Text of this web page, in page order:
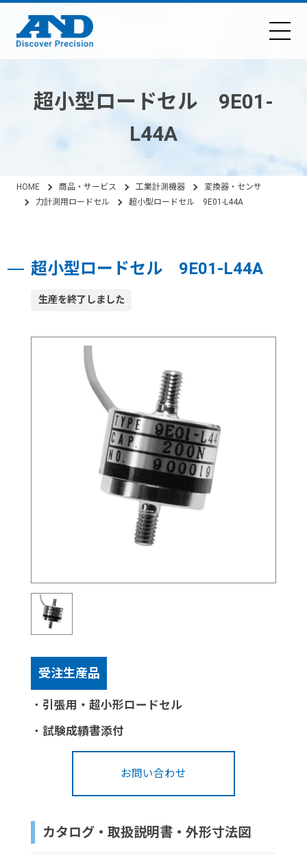
超小型ロードセル 9E01-
L44A
HOME 商品・サービス 工業計測機器
変換器・センサ
力計測用ロードセル
超小型ロードセル 9E01-L44A
超小型ロードセル 9E01-L44A
生産を終了しました
受注生産品
・ 引張用・超小形ロードセル
・ 試験成績書添付
お問い合わせ
カタログ・取扱説明書・外形寸法図